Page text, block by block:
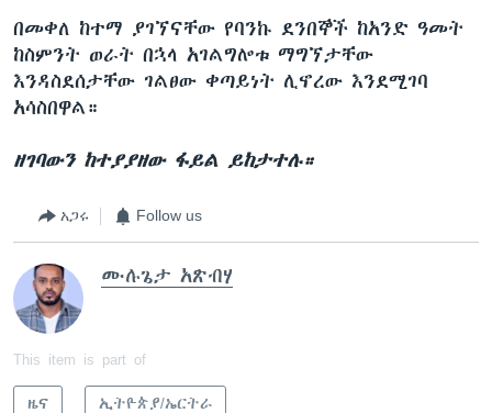
በመቀለ ከተማ ያገኘናቸው የባንኩ ደንበኞች ከአንድ ዓመት
ከስምንት ወራት በኋላ አገልግሎቱ ማግኘታቸው
እንዳስደሰታቸው ገልፀው ቀጣይነት ሊኖረው እንደሚገባ
አሳስበዋል።
ዘገባውን ከተያያዘው ፋይል ይከታተሉ።
አጋሩ Follow us
ሙሉጌታ አጽብሃ
This item is part of
ዜና ኢትዮጵያ/ኤርትራ